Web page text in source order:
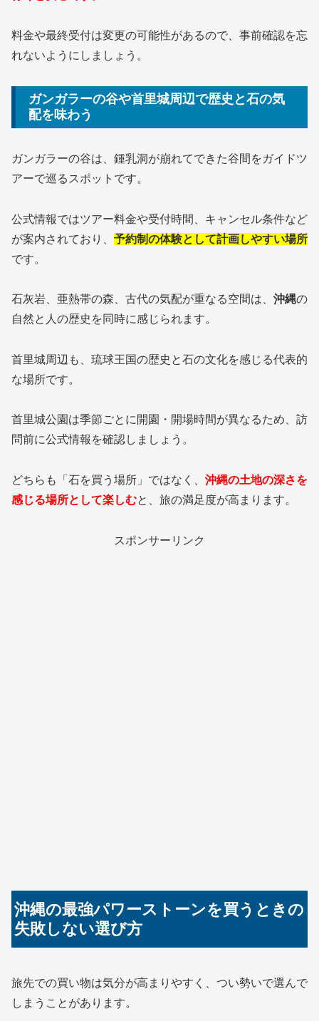
料金や最終受付は変更の可能性があるので、事前確認を忘
れないようにしましょう。
ガンガラーの谷や首里城周辺で歴史と石の気
配を味わう
ガンガラーの谷は、鍾乳洞が崩れてできた谷間をガイドツ
アーで巡るスポットです。
公式情報ではツアー料金や受付時間、キャンセル条件など
が案内されており、 予約制の体験として計画しやすい場所
です。
石灰岩、亜熱帯の森、古代の気配が重なる空間は、 沖縄の
自然と人の歴史を同時に感じられます。
首里城周辺も、琉球王国の歴史と石の文化を感じる代表的
な場所です。
首里城公園は季節ごとに開園・開場時間が異なるため、訪
問前に公式情報を確認しましょう。
どちらも「石を買う場所」ではなく、 沖縄の土地の深さを
感じる場所として楽しむと、旅の満足度が高まります。
スポンサーリンク
沖縄の最強パワーストーンを買うときの
失敗しない選び方
旅先での買い物は気分が高まりやすく、つい勢いで選んで
しまうことがあります。